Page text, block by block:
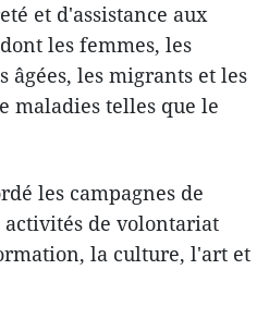
et d'assistance aux
les femmes, les
âgées, les migrants et les
maladies telles que le
les campagnes de
de volontariat
la culture, l'art et